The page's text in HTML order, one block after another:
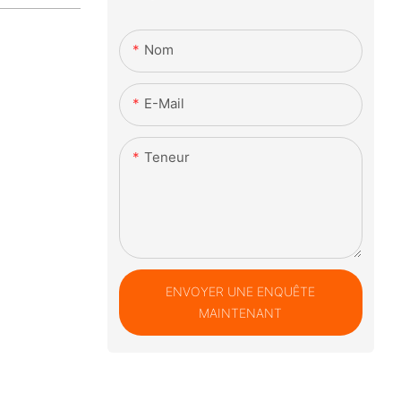
Nom
E-Mail
Teneur
ENVOYER UNE ENQUÊTE
MAINTENANT